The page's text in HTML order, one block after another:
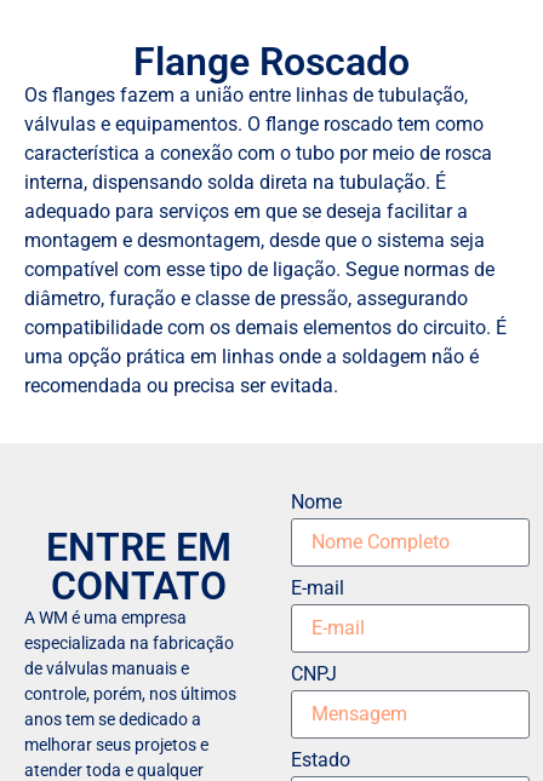
Flange Roscado
Os flanges fazem a união entre linhas de tubulação,
válvulas e equipamentos. O flange roscado tem como
característica a conexão com o tubo por meio de rosca
interna, dispensando solda direta na tubulação. É
adequado para serviços em que se deseja facilitar a
montagem e desmontagem, desde que o sistema seja
compatível com esse tipo de ligação. Segue normas de
diâmetro, furação e classe de pressão, assegurando
compatibilidade com os demais elementos do circuito. É
uma opção prática em linhas onde a soldagem não é
recomendada ou precisa ser evitada.
ENTRE EM
CONTATO
A WM é uma empresa
especializada na fabricação
de válvulas manuais e
controle, porém, nos últimos
anos tem se dedicado a
melhorar seus projetos e
atender toda e qualquer
Nome
E-mail
CNPJ
Estado